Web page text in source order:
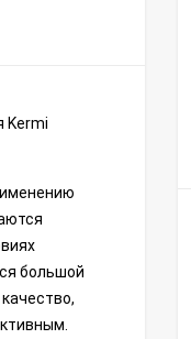
Kermi
большой